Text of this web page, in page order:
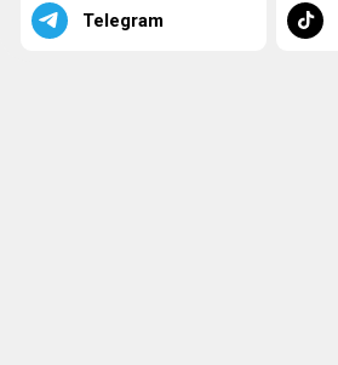
Telegram